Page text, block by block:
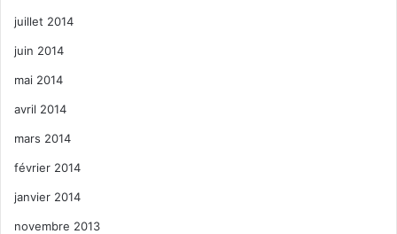
juillet 2014
juin 2014
mai 2014
avril 2014
mars 2014
février 2014
janvier 2014
novembre 2013